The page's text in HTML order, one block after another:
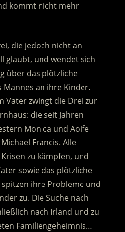
kommt nicht mehr
die jedoch nicht an
glaubt, und wendet sich
über das plötzliche
Mannes an ihre Kinder.
Vater zwingt die Drei zur
die seit Jahren
Monica und Aoife
Francis. Alle
zu kämpfen, und
sowie das plötzliche
ihre Probleme und
zu. Die Suche nach
nach Irland und zu
Familiengeheimnis…